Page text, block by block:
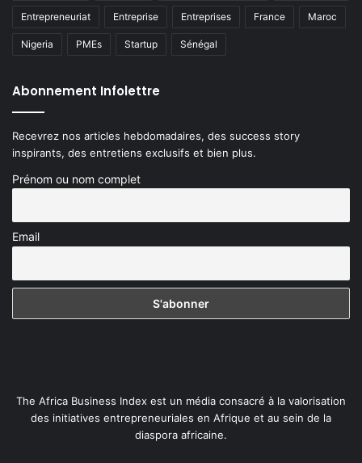
Entrepreneuriat Entreprise Entreprises France Maroc
Nigeria PMEs Startup Sénégal
Abonnement Infolettre
Recevrez nos articles hebdomadaires, des success story
inspirants, des entretiens exclusifs et bien plus.
Prénom ou nom complet
Email
The Africa Business Index est un média consacré à la valorisation
des initiatives entrepreneuriales en Afrique et au sein de la
diaspora africaine.